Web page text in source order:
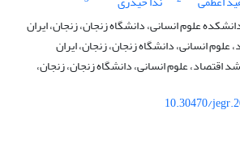
علوم انسانی، دانشگاه زنجان، زنجان، ایران
انسانی، دانشگاه زنجان، زنجان، ایران
علوم انسانی، دانشگاه زنجان، زنجان،
10.30470/